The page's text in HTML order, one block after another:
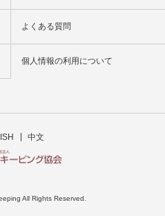
よくある質問
個人情報の利用について
中文
All Rights Reserved.